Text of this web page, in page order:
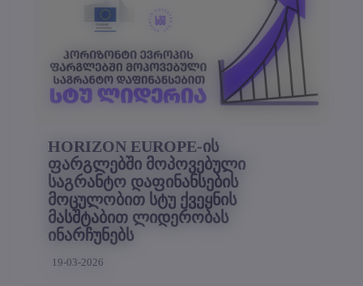
HORIZON EUROPE-ის
ფარგლებში მოპოვებული
საგრანტო დაფინანსების
მოცულობით სტუ ქვეყნის
მასშტაბით ლიდერობას
ინარჩუნებს
19-03-2026